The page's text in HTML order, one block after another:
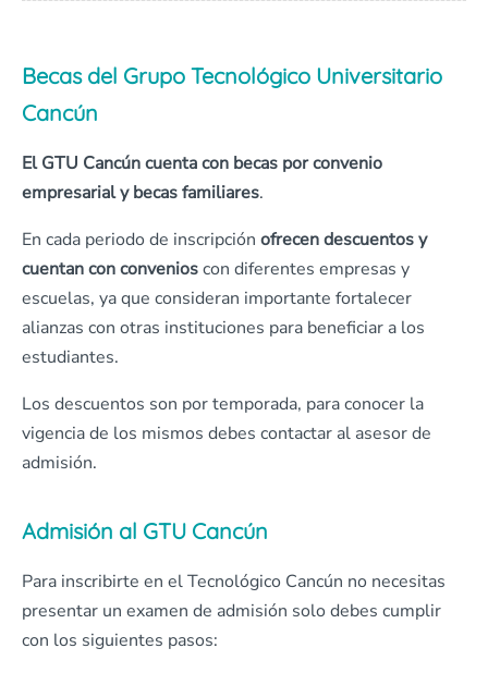
Becas del Grupo Tecnológico Universitario
Cancún
El GTU Cancún cuenta con becas por convenio
empresarial y becas familiares.
En cada periodo de inscripción ofrecen descuentos y
cuentan con convenioscon diferentes empresas y
escuelas, ya que consideran importante fortalecer
alianzas con otras instituciones para beneficiar a los
estudiantes.
Los descuentos son por temporada, para conocer la
vigencia de los mismos debes contactar al asesor de
admisión.
Admisión al GTU Cancún
Para inscribirte en el Tecnológico Cancún no necesitas
presentar un examen de admisión solo debes cumplir
con los siguientes pasos: